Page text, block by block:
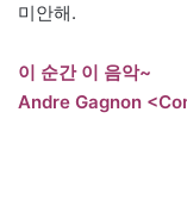
미안해.
이 순간 이 음악~
Andre Gagnon